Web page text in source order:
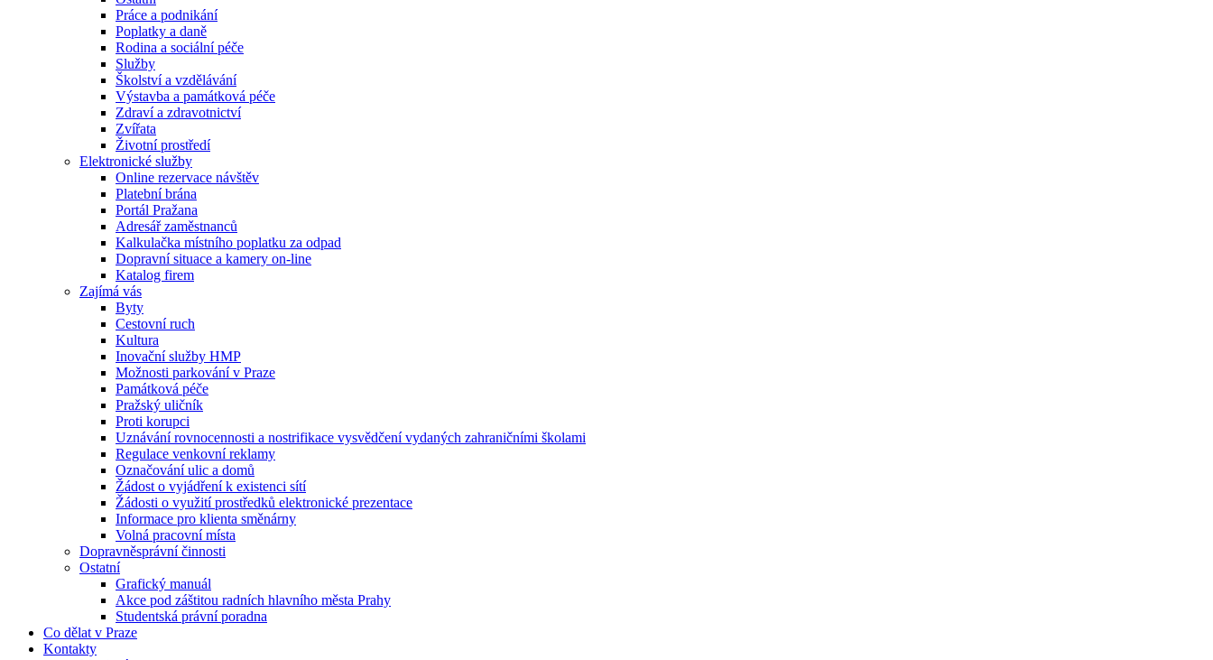
Práce a podnikání
Poplatky a daně
Rodina a sociální péče
Služby
Školství a vzdělávání
Výstavba a památková péče
Zdraví a zdravotnictví
Zvířata
Životní prostředí
Elektronické služby
Online rezervace návštěv
Platební brána
Portál Pražana
Adresář zaměstnanců
Kalkulačka místního poplatku za odpad
Dopravní situace a kamery on-line
Katalog firem
Zajímá vás
Byty
Cestovní ruch
Kultura
Inovační služby HMP
Možnosti parkování v Praze
Památková péče
Pražský uličník
Proti korupci
Uznávání rovnocennosti a nostrifikace vysvědčení vydaných zahraničními školami
Regulace venkovní reklamy
Označování ulic a domů
Žádost o vyjádření k existenci sítí
Žádosti o využití prostředků elektronické prezentace
Informace pro klienta směnárny
Volná pracovní místa
Dopravněsprávní činnosti
Ostatní
Grafický manuál
Akce pod záštitou radních hlavního města Prahy
Studentská právní poradna
Co dělat v Praze
Kontakty